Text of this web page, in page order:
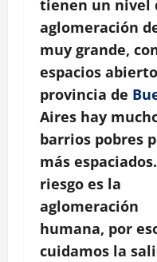
tienen un nivel
aglomeración
muy grande,
espacios
provincia de
Aires hay
barrios pobres
más
riesgo es la
aglomeración
humana, por
cuidamos la